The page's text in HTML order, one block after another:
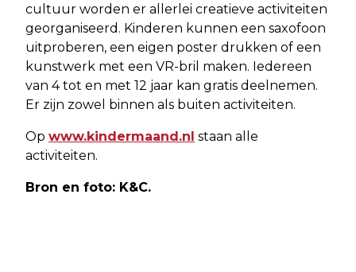
cultuur worden er allerlei creatieve activiteiten
georganiseerd. Kinderen kunnen een saxofoon
uitproberen, een eigen poster drukken of een
kunstwerk met een VR-bril maken. Iedereen
van 4 tot en met 12 jaar kan gratis deelnemen.
Er zijn zowel binnen als buiten activiteiten.
Op www.kindermaand.nl staan alle
activiteiten.
Bron en foto: K&C.